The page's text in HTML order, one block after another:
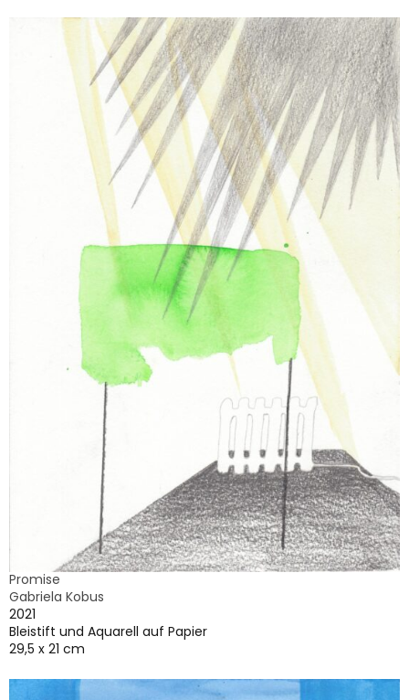
Promise
Gabriela Kobus
2021
Bleistift und Aquarell auf Papier
29,5 x 21 cm